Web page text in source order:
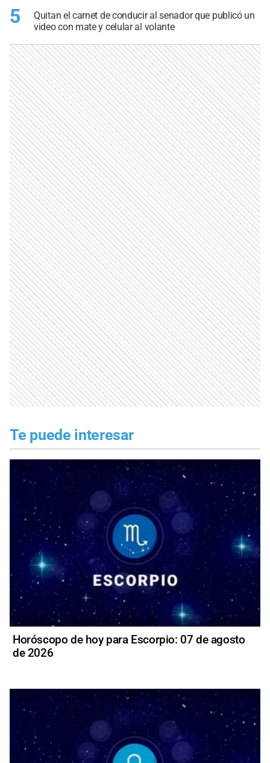
5
Quitan el carnet de conducir al senador que publicó un
video con mate y celular al volante
Te puede interesar
Horóscopo de hoy para Escorpio: 07 de agosto
de 2026